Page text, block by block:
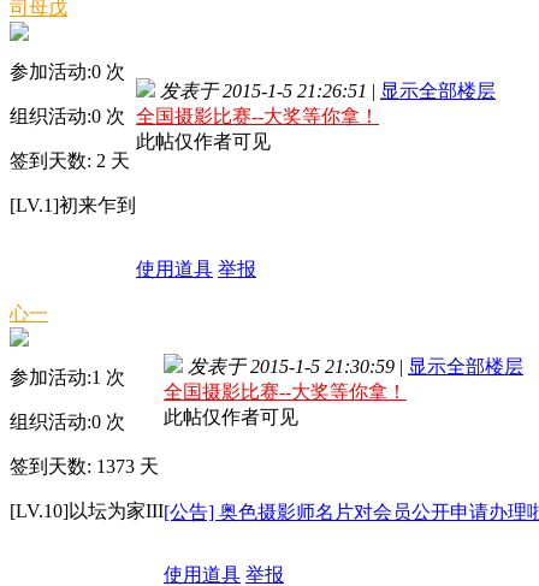
司母戊
参加活动:0 次
组织活动:0 次
签到天数: 2 天
[LV.1]初来乍到
发表于 2015-1-5 21:26:51 | 显示全部楼层
全国摄影比赛--大奖等你拿！
此帖仅作者可见
使用道具 举报
心一
参加活动:1 次
组织活动:0 次
签到天数: 1373 天
[LV.10]以坛为家III
发表于 2015-1-5 21:30:59 | 显示全部楼层
全国摄影比赛--大奖等你拿！
此帖仅作者可见
[公告] 奥色摄影师名片对会员公开申请办理
使用道具 举报